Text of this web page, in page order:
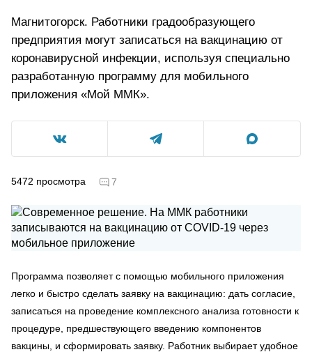
Магнитогорск. Работники градообразующего
предприятия могут записаться на вакцинацию от
коронавирусной инфекции, используя специально
разработанную программу для мобильного
приложения «Мой ММК».
5472 просмотра 7
Программа позволяет с помощью мобильного приложения
легко и быстро сделать заявку на вакцинацию: дать согласие,
записаться на проведение комплексного анализа готовности к
процедуре, предшествующего введению компонентов
вакцины, и сформировать заявку. Работник выбирает удобное